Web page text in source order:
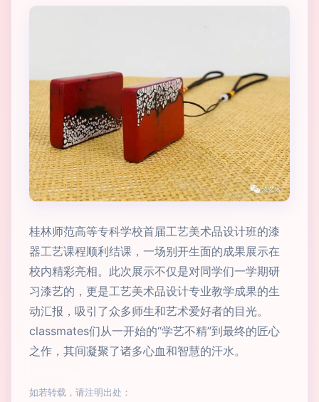
桂林师范高等专科学校首届工艺美术品设计班的漆
器工艺课程顺利结课，一场别开生面的成果展示在
校内精彩亮相。此次展示不仅是对同学们一学期研
习漆艺的，更是工艺美术品设计专业教学成果的生
动汇报，吸引了众多师生和艺术爱好者的目光。
classmates们从一开始的“学艺不精”到最终的匠心
之作，其间凝聚了诸多心血和智慧的汗水。
如若转载，请注明出处：